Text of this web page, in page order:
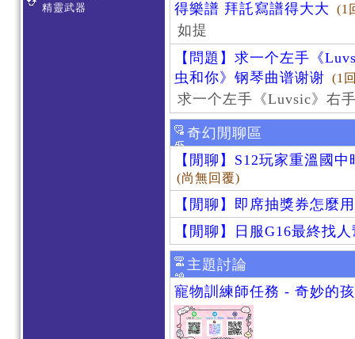
精靈武器
得樂譜 拜託寫譜得大大
(1
如提
【問題】求一个左手《
虫和你》钢琴曲谱谢谢 (1
求一个左手《Luvsic》右
奇幻閒聊區
【閒聊】S12玩家重溫國
(尚無回覆)
【閒聊】即席抽獎券怎麼
【閒聊】日服G16最終找
主題討論
寵物訓練師任務 - 奇妙的